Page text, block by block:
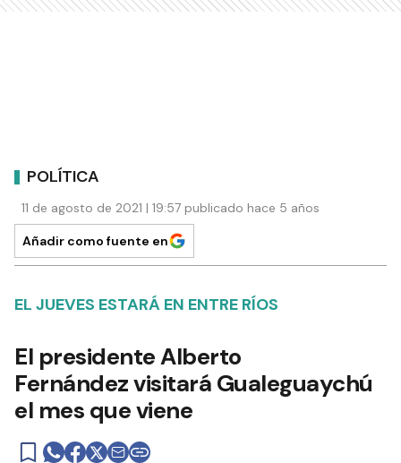
POLÍTICA
11 de agosto de 2021 | 19:57 publicado hace 5 años
Añadir como fuente en
EL JUEVES ESTARÁ EN ENTRE RÍOS
El presidente Alberto
Fernández visitará Gualeguaychú
el mes que viene